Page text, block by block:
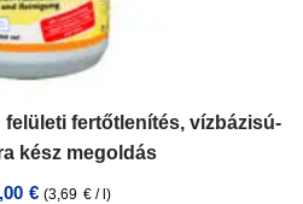
fertőtlenítés, vízbázisú-
kész megoldás
€ (3,69 €/l)